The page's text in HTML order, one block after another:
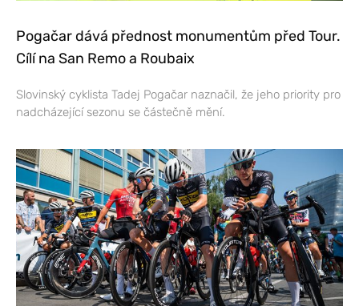
Pogačar dává přednost monumentům před Tour.
Cílí na San Remo a Roubaix
Slovinský cyklista Tadej Pogačar naznačil, že jeho priority pro
nadcházející sezonu se částečně mění.